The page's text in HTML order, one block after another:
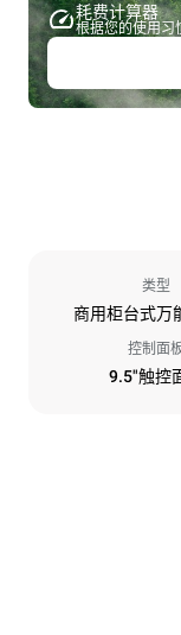
耗费计算器
根据您的使用习
类型
商用柜台式万
控制面
9.5"触控